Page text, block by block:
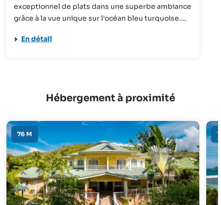
exceptionnel de plats dans une superbe ambiance
grâce à la vue unique sur l'océan bleu turquoise.
des vacances.
En détail
Hébergement à proximité
76 M